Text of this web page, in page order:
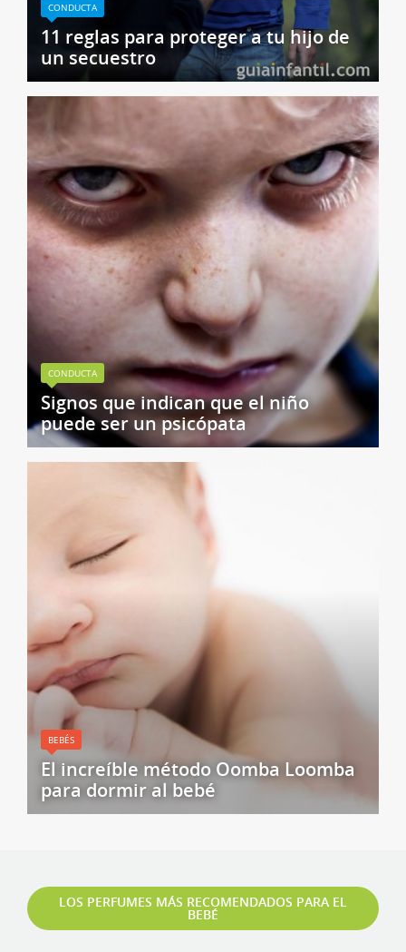
CONDUCTA
11 reglas para proteger a tu hijo de
un secuestro
CONDUCTA
Signos que indican que el niño
puede ser un psicópata
BEBÉS
El increíble método Oomba Loomba
para dormir al bebé
LOS PERFUMES MÁS RECOMENDADOS PARA EL
BEBÉ